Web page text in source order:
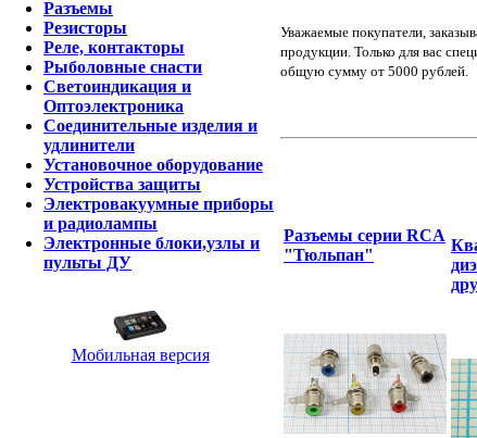
Разъемы
Резисторы
Реле, контакторы
Рыболовные снасти
Светоиндикация и
Оптоэлектроника
Соединительные изделия и
удлинители
Установочное оборудование
Устройства защиты
Электровакуумные приборы
и радиолампы
Электронные блоки,узлы и
пульты ДУ
Мобильная версия
Уважаемые покупатели,
продукции. Только для вас
общую сумму от 5000 рублей.
Разъемы серии RCA
"Тюльпан"